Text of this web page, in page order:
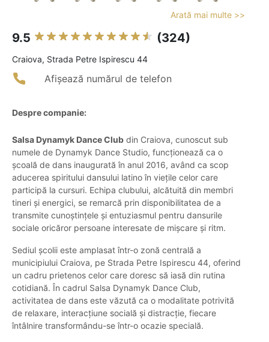
Arată mai multe >>
9.5 (324)
Craiova, Strada Petre Ispirescu 44
Afișează numărul de telefon
Despre companie:
Salsa Dynamyk Dance Club din Craiova, cunoscut sub
numele de Dynamyk Dance Studio, funcționează ca o
școală de dans inaugurată în anul 2016, având ca scop
aducerea spiritului dansului latino în viețile celor care
participă la cursuri. Echipa clubului, alcătuită din membri
tineri și energici, se remarcă prin disponibilitatea de a
transmite cunoștințele și entuziasmul pentru dansurile
sociale oricăror persoane interesate de mișcare și ritm.
Sediul școlii este amplasat într-o zonă centrală a
municipiului Craiova, pe Strada Petre Ispirescu 44, oferind
un cadru prietenos celor care doresc să iasă din rutina
cotidiană. În cadrul Salsa Dynamyk Dance Club,
activitatea de dans este văzută ca o modalitate potrivită
de relaxare, interacțiune socială și distracție, fiecare
întâlnire transformându-se într-o ocazie specială.